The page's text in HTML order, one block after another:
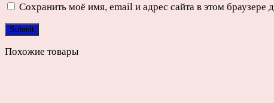
Сохранить моё имя, email и адрес сайта в этом
Похожие товары